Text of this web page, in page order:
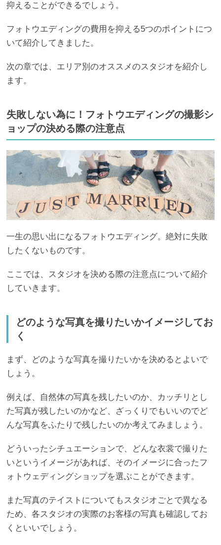
抑えることができるでしょう。
フォトウエディングの費用を抑える5つのポイントにつ
いて紹介してきました。
次の章では、エリア別のオススメのスタジオを紹介し
ます。
失敗しない為に！フォトウエディングの撮影シ
ョップの決める際の注意点
一生の思い出になるフォトウエディング。絶対に失敗
したくないものです。
ここでは、スタジオを決める際の注意点について紹介
していきます。
どのような写真を撮りたいかイメージしてお
く
まず、どのような写真を撮りたいかを決めるとよいで
しょう。
例えば、自然体の写真を残したいのか、カッチリとし
た写真が残したいのかなど、ざっくりでもいいのでど
んな写真をふたりで残したいのか考えてみましょう。
どういったシチュエーションで、どんな衣裳で撮りた
いというイメージがあれば、そのイメージに合ったフ
ォトウェディングショップを選ぶことができます。
また写真のテイストについてもスタジオごとで異なる
ため、各スタジオの実際のお客様の写真も確認してお
くといいでしょう。